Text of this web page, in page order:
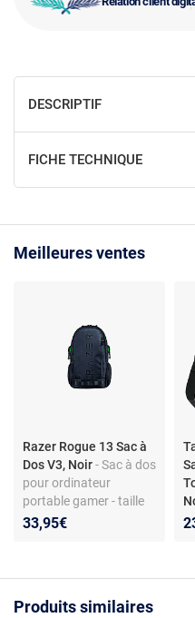
DESCRIPTIF
FICHE TECHNIQUE
Meilleures ventes
Razer Rogue 13 Sac à
Dos V3, Noir- Sac à dos
pour ordinateur
portable gamer - taille
du sac : 13,3" (RC81-
33,95€
Produits similaires